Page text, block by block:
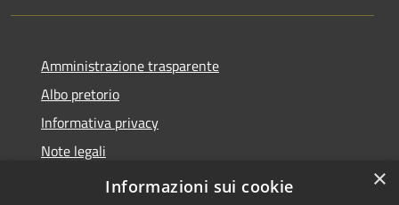
Amministrazione trasparente
Albo pretorio
Informativa privacy
Note legali
Dichiarazione di accessibilità
×
Informazioni sui cookie